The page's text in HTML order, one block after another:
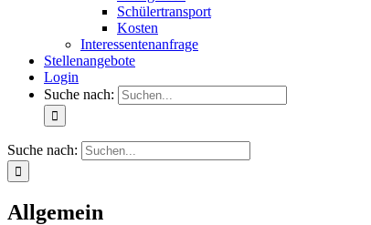
Schülertransport
Kosten
Interessentenanfrage
Stellenangebote
Login
Suche nach:
Suche nach:
Allgemein